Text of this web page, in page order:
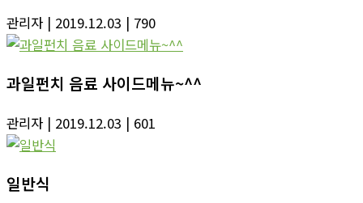
관리자 | 2019.12.03 | 790
과일펀치 음료 사이드메뉴~^^
관리자 | 2019.12.03 | 601
일반식